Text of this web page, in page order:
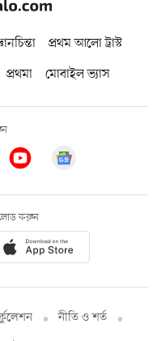
প্রথম আলো ট্রাস্ট
প্রথমা মোবাইল ভ্যাস
করুন
নীতি ও শর্ত